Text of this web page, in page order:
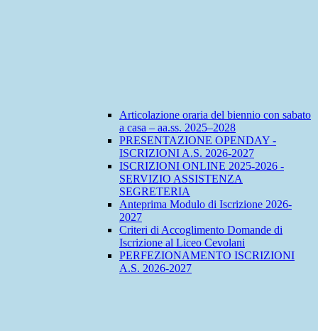
Articolazione oraria del biennio con sabato
a casa – aa.ss. 2025–2028
PRESENTAZIONE OPENDAY -
ISCRIZIONI A.S. 2026-2027
ISCRIZIONI ONLINE 2025-2026 -
SERVIZIO ASSISTENZA
SEGRETERIA
Anteprima Modulo di Iscrizione 2026-
2027
Criteri di Accoglimento Domande di
Iscrizione al Liceo Cevolani
PERFEZIONAMENTO ISCRIZIONI
A.S. 2026-2027